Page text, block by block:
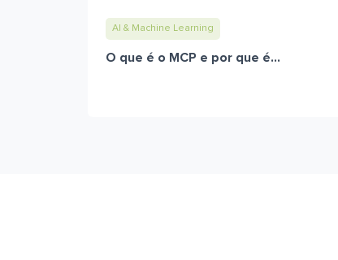
AI & Machine Learning
O que é o MCP e por que é...